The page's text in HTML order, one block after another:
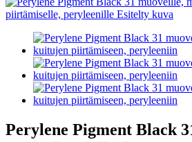
Perylene Pigment Black